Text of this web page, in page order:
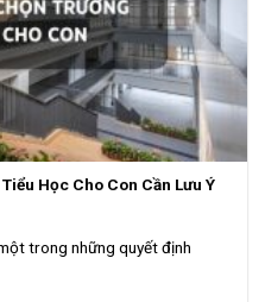
Học Cho Con Cần Lưu Ý
trong những quyết định